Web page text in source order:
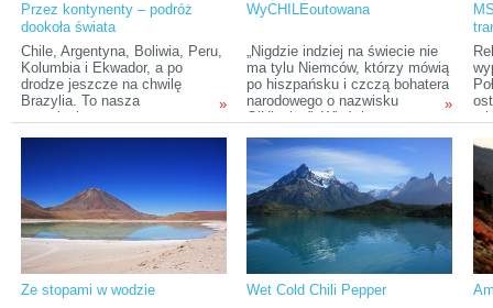
Przez kontynenty – podróż
dookoła świata
Chile, Argentyna, Boliwia, Peru,
Kolumbia i Ekwador, a po
drodze jeszcze na chwilę
Brazylia. To nasza
trzymiesięczna trasa w
żeby zarobić na dalszą podróż,
przylecieliśmy do Santiago
(stolicy Chile) w trzech
zespołach: Kuba z Martą,
Maciek z Hanią, która po 9
miesiącach w Polsce znów
dołączyła do ekipy Przez
Kontynenty oraz samotnie
»
WyCHILEoutowana
„Nigdzie indziej na świecie nie
ma tylu Niemców, którzy mówią
po hiszpańsku i czczą bohatera
narodowego o nazwisku
O’Higgins”. Właśnie ta,
na temat Chile pchnęła moje
zainteresowania w kierunku
owego chudego jak patyk kraju.
Choć od tamtego czasu minęło
już wiele lat, ciekawość
pozostała, ale decyzja o
wyjeździe zapadła dopiero
niedawno.
»
Ze stopami w wodzie Wet Cold Chili Pepper